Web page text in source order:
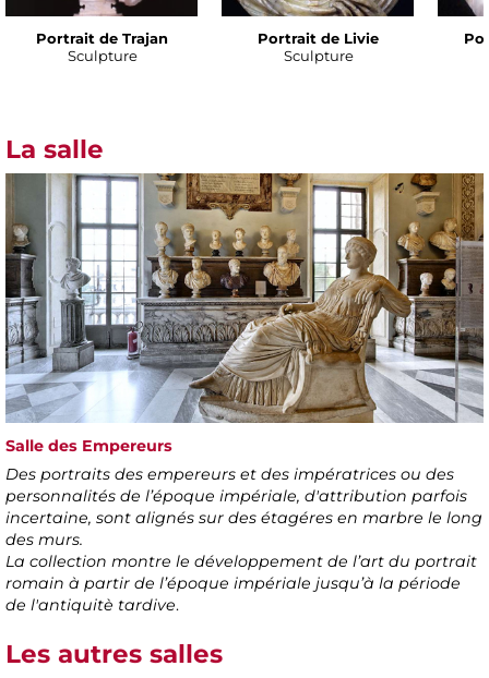
Portrait de Trajan
Sculpture
Portrait de Livie
Sculpture
La salle
Salle des Empereurs
Des portraits des empereurs et des impératrices ou des
personnalités de l’époque impériale, d'attribution parfois
incertaine, sont alignés sur des étagéres en marbre le long
des murs.
La collection montre le développement de l’art du portrait
romain à partir de l’époque impériale jusqu’à la période
de l'antiquitè tardive.
Les autres salles